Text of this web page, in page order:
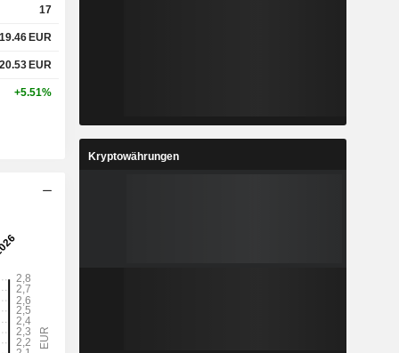
17
19.46 EUR
20.53 EUR
+5.51%
Kryptowährungen